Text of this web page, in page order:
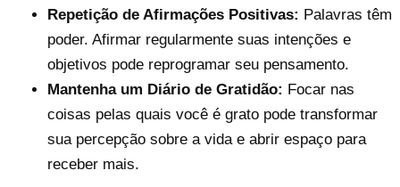
Repetição de Afirmações Positivas: Palavras têm
poder. Afirmar regularmente suas intenções e
objetivos pode reprogramar seu pensamento.
Mantenha um Diário de Gratidão: Focar nas
coisas pelas quais você é grato pode transformar
sua percepção sobre a vida e abrir espaço para
receber mais.